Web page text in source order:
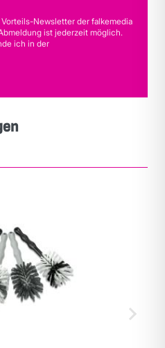
Newsletter der falkemedia
ist jederzeit möglich.
ich in der